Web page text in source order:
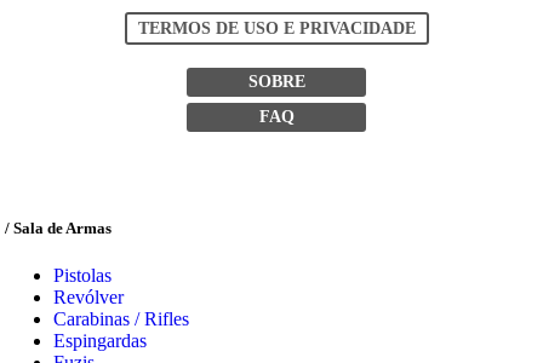
TERMOS DE USO E PRIVACIDADE
SOBRE
FAQ
/ Sala de Armas
Pistolas
Revólver
Carabinas / Rifles
Espingardas